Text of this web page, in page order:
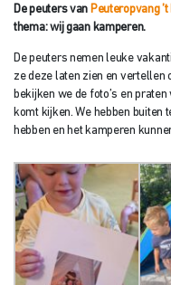
De peuters van Peuteropvang
thema: wij gaan kamperen.
De peuters nemen leuke
ze deze laten zien en vertellen
bekijken we de foto’s en
komt kijken. We hebben buiten
hebben en het kamperen